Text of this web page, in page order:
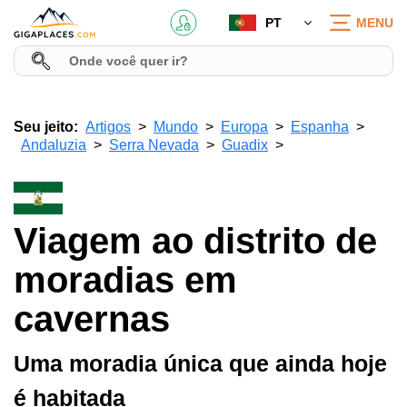
PT MENU
Seu jeito: Artigos Mundo Europa
Espanha
Andaluzia
Serra Nevada Guadix
Viagem ao distrito de
moradias em
cavernas
Uma moradia única que ainda hoje
é habitada